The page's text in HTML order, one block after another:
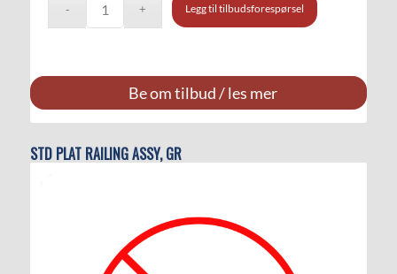
Legg til tilbudsforespørsel
Be om tilbud / les mer
STD PLAT RAILING ASSY, GR